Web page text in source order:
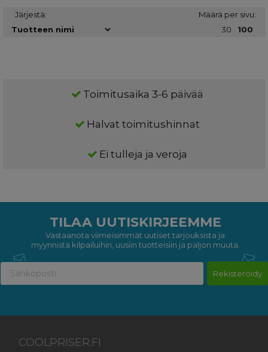
Järjestä:
Määrä per sivu:
30
100
Toimitusaika 3-6 päivää
Halvat toimitushinnat
Ei tulleja ja veroja
TILAA UUTISKIRJEEMME
Vastaanota viimeisimmät uutiset tarjouksista ja
myynnistä kilpailuihin, uusiin tuotteisiin ja paljon muuta.
Rekisteröidy
COOLPRISER.FI